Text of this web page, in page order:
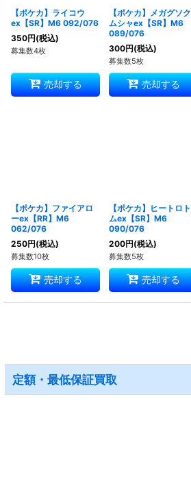
【ポケカ】ライコウ
ex【SR】M6 092/076
350円(税込)
募集数4枚
売却する
【ポケカ】メガグソク
ムシャex【SR】M6
089/076
300円(税込)
募集数5枚
売却する
【ポケカ】ファイアロ
ーex【RR】M6
062/076
250円(税込)
募集数10枚
売却する
【ポケカ】ヒートロト
ムex【SR】M6
090/076
200円(税込)
募集数5枚
売却する
定額・最低保証買取